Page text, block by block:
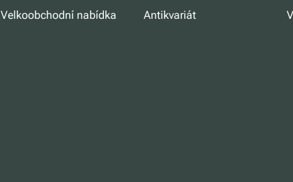
Velkoobchodní nabídka Antikvariát